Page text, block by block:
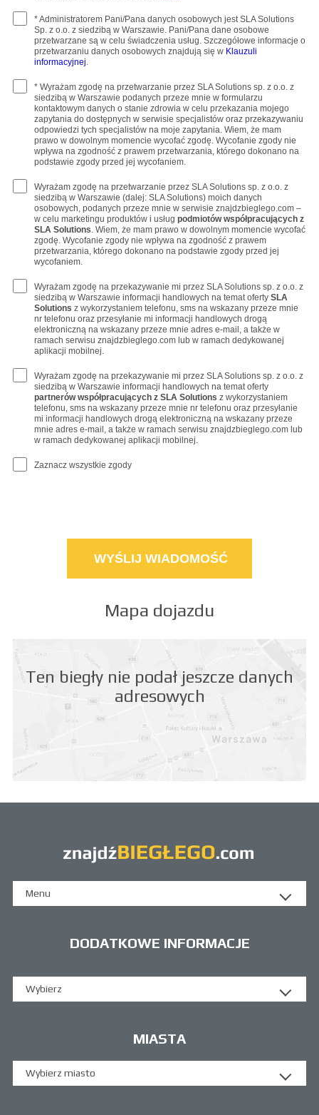
* Administratorem Pani/Pana danych osobowych jest SLA Solutions
Sp. z o.o. z siedzibą w Warszawie. Pani/Pana dane osobowe
przetwarzane są w celu świadczenia usług. Szczegółowe informacje o
przetwarzaniu danych osobowych znajdują się w Klauzuli
informacyjnej.
* Wyrażam zgodę na przetwarzanie przez SLA Solutions sp. z o.o. z
siedzibą w Warszawie podanych przeze mnie w formularzu
kontaktowym danych o stanie zdrowia w celu przekazania mojego
zapytania do dostępnych w serwisie specjalistów oraz przekazywaniu
odpowiedzi tych specjalistów na moje zapytania. Wiem, że mam
prawo w dowolnym momencie wycofać zgodę. Wycofanie zgody nie
wpływa na zgodność z prawem przetwarzania, którego dokonano na
podstawie zgody przed jej wycofaniem.
Wyrażam zgodę na przetwarzanie przez SLA Solutions sp. z o.o. z
siedzibą w Warszawie (dalej: SLA Solutions) moich danych
osobowych, podanych przeze mnie w serwisie znajdzbieglego.com –
w celu marketingu produktów i usług podmiotów współpracujących z
SLA Solutions. Wiem, że mam prawo w dowolnym momencie wycofać
zgodę. Wycofanie zgody nie wpływa na zgodność z prawem
przetwarzania, którego dokonano na podstawie zgody przed jej
wycofaniem.
Wyrażam zgodę na przekazywanie mi przez SLA Solutions sp. z o.o. z
siedzibą w Warszawie informacji handlowych na temat oferty SLA
Solutions z wykorzystaniem telefonu, sms na wskazany przeze mnie
nr telefonu oraz przesyłanie mi informacji handlowych drogą
elektroniczną na wskazany przeze mnie adres e-mail, a także w
ramach serwisu znajdzbieglego.com lub w ramach dedykowanej
aplikacji mobilnej.
Wyrażam zgodę na przekazywanie mi przez SLA Solutions sp. z o.o. z
siedzibą w Warszawie informacji handlowych na temat oferty
partnerów współpracujących z SLA Solutions z wykorzystaniem
telefonu, sms na wskazany przeze mnie nr telefonu oraz przesyłanie
mi informacji handlowych drogą elektroniczną na wskazany przeze
mnie adres e-mail, a także w ramach serwisu znajdzbieglego.com lub
w ramach dedykowanej aplikacji mobilnej.
Zaznacz wszystkie zgody
Mapa dojazdu
Ten biegły nie podał jeszcze danych
adresowych
Menu
DODATKOWE INFORMACJE
Wybierz
MIASTA
Wybierz miasto